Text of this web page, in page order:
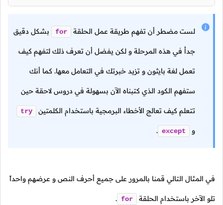
لست مضطر أن تفهم طريقة عمل الحلقة for بشكل دقيق
جداُ في هذه المرحلة و لكن يفضل أن تعرف ذلك لتفهم كيف
تعمل لغة بايثون و تزيد خبرتك في التعامل معها. كما أنك
ستفهم الكود الذي كتبناه الآن بسهولة في دروس لاحقة حين
تتعلم كيف تعالج الأخطاء البرمجية باستخدام الكلمتين try
و except
.
في المثال التالي قمنا بالمرور على جميع أحرف النص و عرضهم واحداً
تلو الآخر باستخدام الحلقة for
.